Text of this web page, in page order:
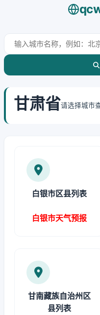
甘肃省请选择城市
白银市区县列表
白银市天气预报
甘南藏族自治州区
县列表